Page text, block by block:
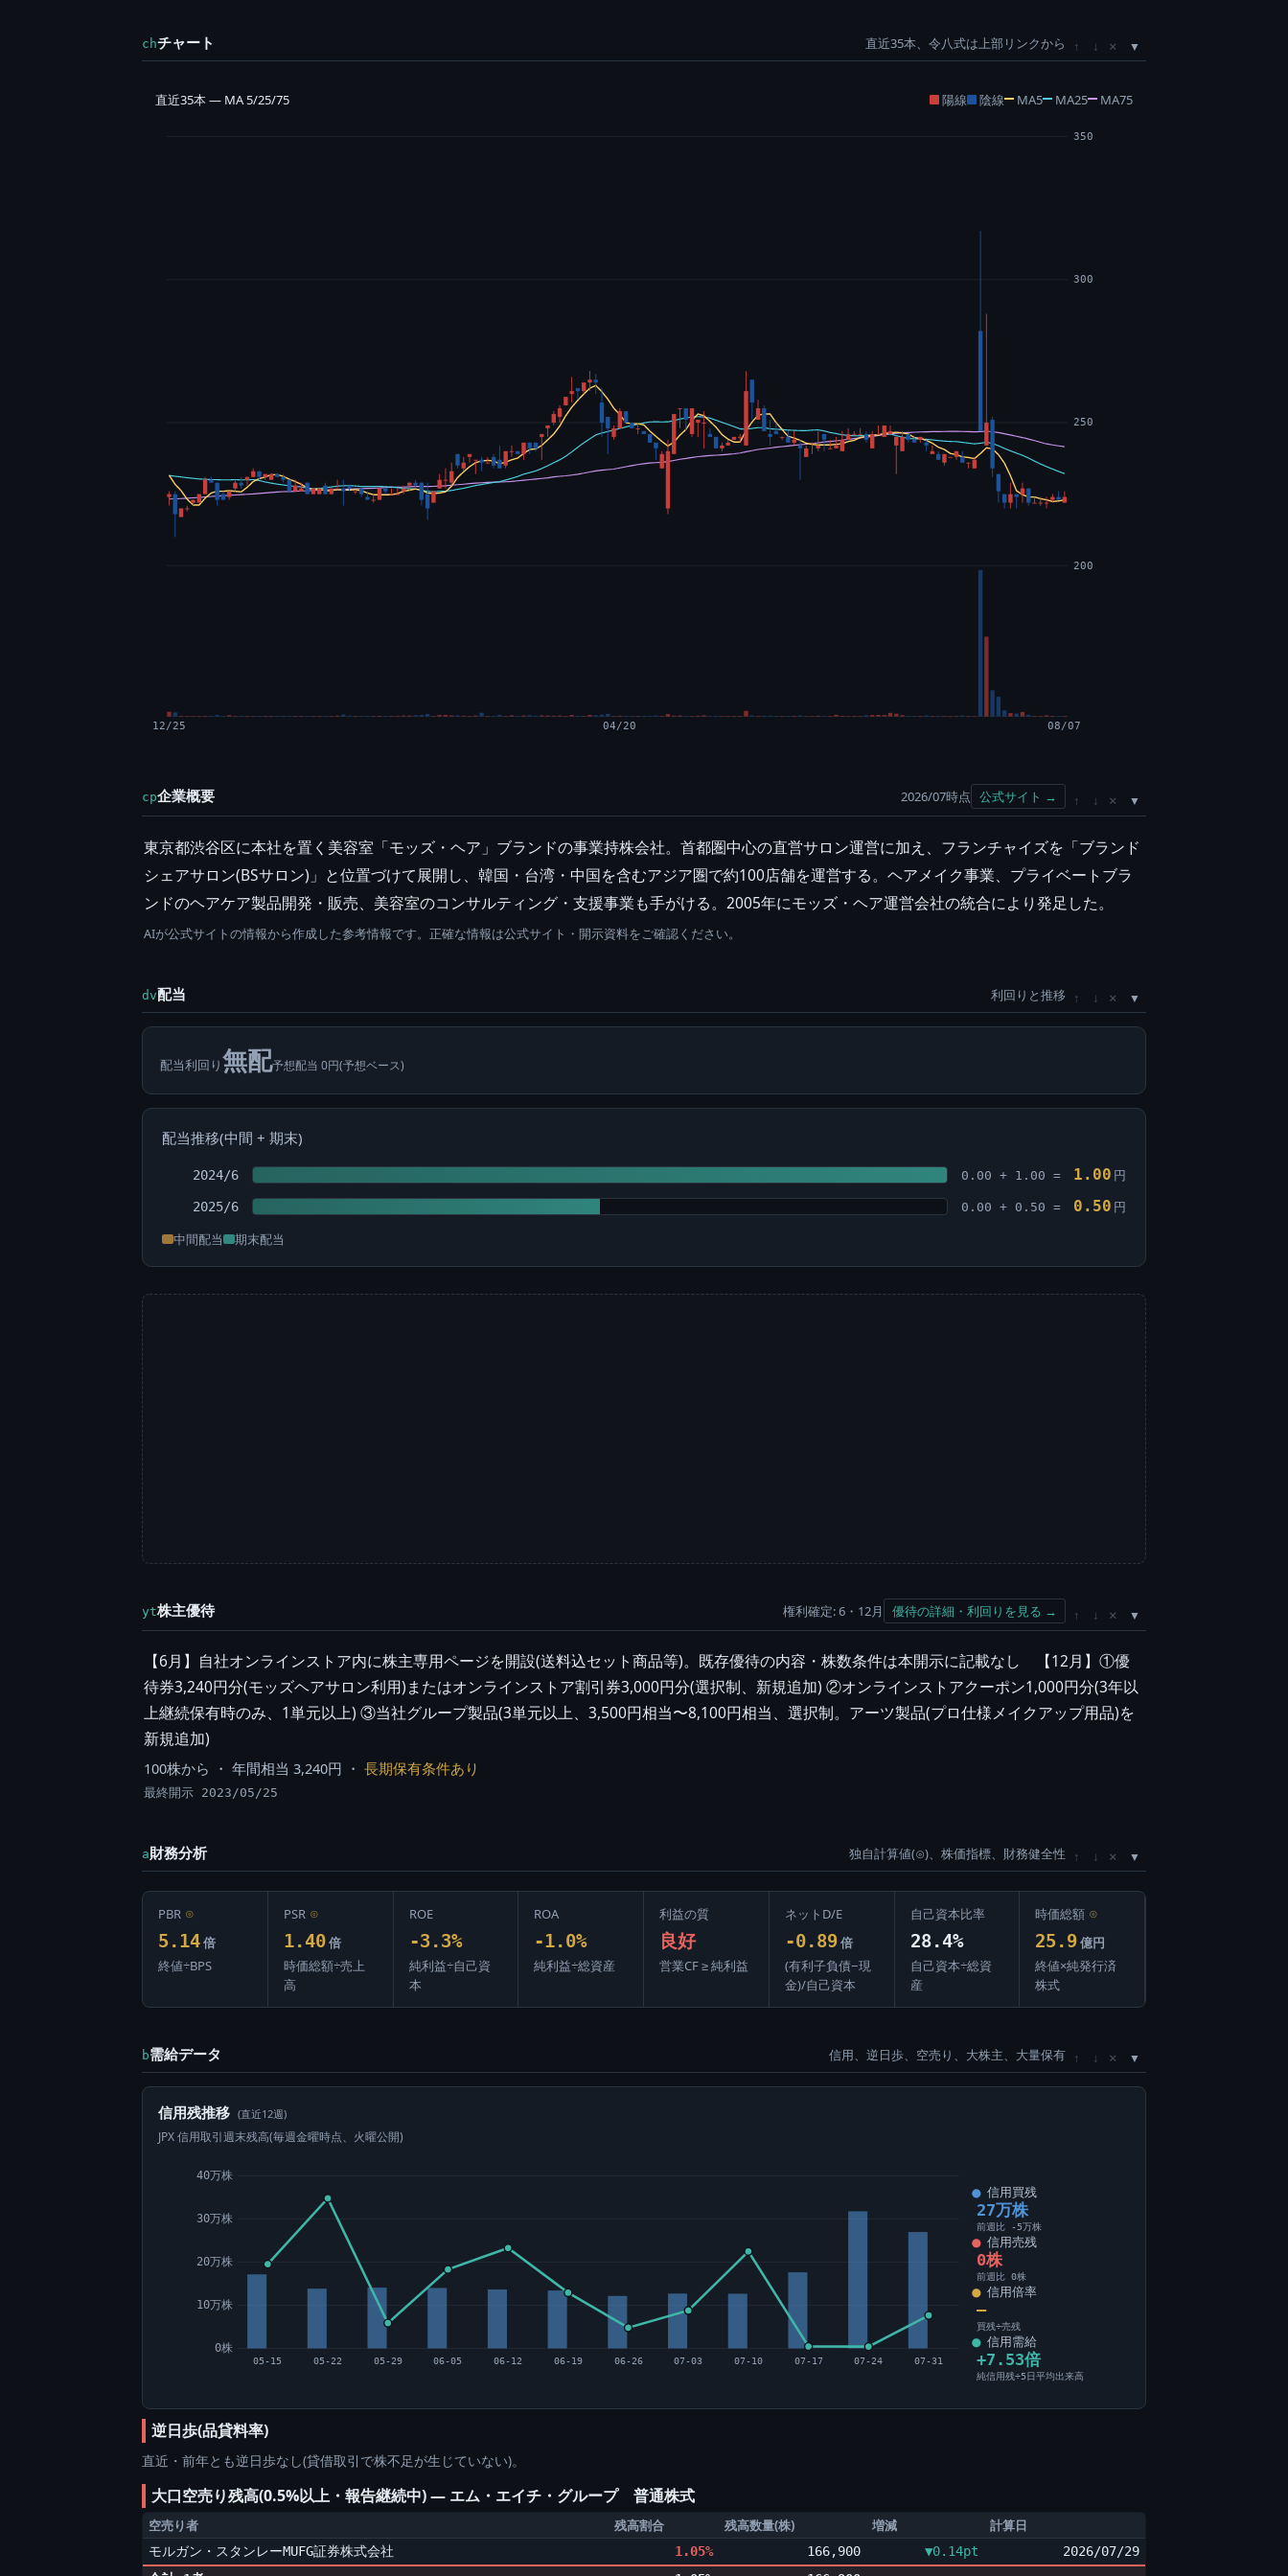
chチャート 直近35本、令八式は上部リンクから ↑ ↓ ×
直近35本 — MA 5/25/75 陽線 陰線 MA5 MA25 MA75
200
250
300
350
12/25 04/20 08/07
cp企業概要 2026/07時点 公式サイト → ↑ ↓ ×
東京都渋谷区に本社を置く美容室「モッズ・ヘア」ブランドの事業持株会社。首都圏中心の直営サロン運営に加え、フランチャイズを「ブランド
シェアサロン(BSサロン)」と位置づけて展開し、韓国・台湾・中国を含むアジア圏で約100店舗を運営する。ヘアメイク事業、プライベートブラ
ンドのヘアケア製品開発・販売、美容室のコンサルティング・支援事業も手がける。2005年にモッズ・ヘア運営会社の統合により発足した。
AIが公式サイトの情報から作成した参考情報です。正確な情報は公式サイト・開示資料をご確認ください。
dv配当 利回りと推移 ↑ ↓ ×
配当利回り無配予想配当 0円(予想ベース)
配当推移(中間 + 期末)
2024/6 0.00 + 1.00 = 1.00 円
2025/6 0.00 + 0.50 = 0.50 円
中間配当 期末配当
yt株主優待 権利確定: 6・12月 優待の詳細・利回りを見る → ↑ ↓ ×
【6月】自社オンラインストア内に株主専用ページを開設(送料込セット商品等)。既存優待の内容・株数条件は本開示に記載なし 【12月】①優
待券3,240円分(モッズヘアサロン利用)またはオンラインストア割引券3,000円分(選択制、新規追加) ②オンラインストアクーポン1,000円分(3年以
上継続保有時のみ、1単元以上) ③当社グループ製品(3単元以上、3,500円相当〜8,100円相当、選択制。アーツ製品(プロ仕様メイクアップ用品)を
新規追加)
100株から ・ 年間相当 3,240円 ・ 長期保有条件あり
最終開示 2023/05/25
a財務分析 独自計算値(⊙)、株価指標、財務健全性 ↑ ↓ ×
PBR ⊙
5.14 倍
終値÷BPS
PSR ⊙
1.40 倍
時価総額÷売上
高
ROE
-3.3%
純利益÷自己資
本
ROA
-1.0%
純利益÷総資産
利益の質
良好
営業CF ≥ 純利益
ネットD/E
-0.89 倍
(有利子負債−現
金)/自己資本
自己資本比率
28.4%
自己資本÷総資
産
時価総額 ⊙
25.9 億円
終値×純発行済
株式
b需給データ 信用、逆日歩、空売り、大株主、大量保有 ↑ ↓ ×
信用残推移 (直近12週)
JPX 信用取引週末残高(毎週金曜時点、火曜公開)
0株
10万株
20万株
30万株
40万株
05-15 05-22 05-29 06-05 06-12 06-19 06-26 07-03 07-10 07-17 07-24 07-31
信用買残
27万株
前週比 -5万株
信用売残
0株
前週比 0株
信用倍率
―
買残÷売残
信用需給
+7.53倍
純信用残÷5日平均出来高
逆日歩(品貸料率)
直近・前年とも逆日歩なし(貸借取引で株不足が生じていない)。
大口空売り残高(0.5%以上・報告継続中) ― エム・エイチ・グループ 普通株式
空売り者 残高割合 残高数量(株) 増減 計算日
モルガン・スタンレーMUFG証券株式会社 1.05% 166,900 ▼0.14pt
2026/07/29